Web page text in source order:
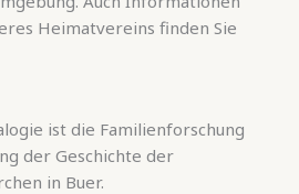
Heimatvereins finden Sie
ist die Familienforschung
der Geschichte der
in Buer.